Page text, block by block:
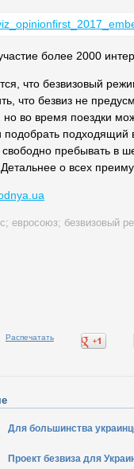
более 2000
что безвизовый
что безвиз не
но во время поездки
подобрать
свободно пребывать в
о всех
; евросоюз; безвизовый
Распечатать
Для большинства
Проект безвиза для